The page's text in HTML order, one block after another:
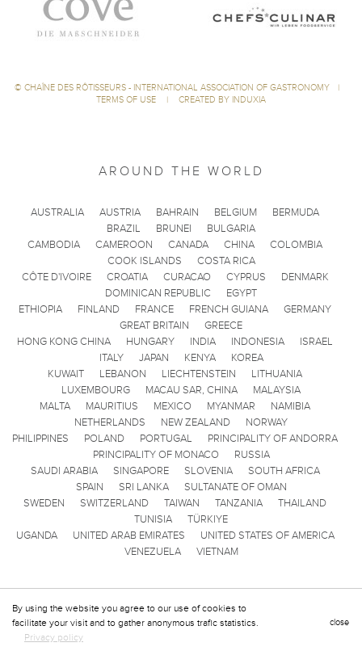
close
By using the website you agree to our use of cookies to
facilitate your visit and to gather anonymous trafic statistics.
Privacy policy
© CHAÎNE DES RÔTISSEURS - INTERNATIONAL ASSOCIATION OF GASTRONOMY
|
TERMS OF USE
| CREATED BY INDUXIA
AROUND THE WORLD
AUSTRALIA AUSTRIA BAHRAIN BELGIUM
BERMUDA
BRAZIL
BRUNEI
BULGARIA
CAMBODIA
CAMEROON CANADA CHINA
COLOMBIA
COOK ISLANDS
COSTA RICA
CÔTE D'IVOIRE
CROATIA CURACAO CYPRUS
DENMARK
DOMINICAN REPUBLIC
EGYPT
ETHIOPIA
FINLAND FRANCE FRENCH GUIANA
GERMANY
GREAT BRITAIN
GREECE
HONG KONG CHINA
HUNGARY INDIA INDONESIA
ISRAEL
ITALY
JAPAN KENYA
KOREA
KUWAIT
LEBANON LIECHTENSTEIN
LITHUANIA
LUXEMBOURG
MACAU SAR, CHINA
MALAYSIA
MALTA
MAURITIUS MEXICO MYANMAR
NAMIBIA
NETHERLANDS
NEW ZEALAND
NORWAY
PHILIPPINES
POLAND PORTUGAL
PRINCIPALITY OF ANDORRA
PRINCIPALITY OF MONACO
RUSSIA
SAUDI ARABIA
SINGAPORE SLOVENIA
SOUTH AFRICA
SPAIN
SRI LANKA
SULTANATE OF OMAN
SWEDEN
SWITZERLAND TAIWAN TANZANIA
THAILAND
TUNISIA
TÜRKIYE
UGANDA
UNITED ARAB EMIRATES
UNITED STATES OF AMERICA
VENEZUELA
VIETNAM